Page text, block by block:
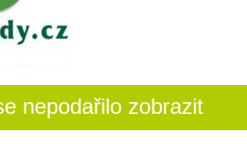
nepodařilo zobrazit